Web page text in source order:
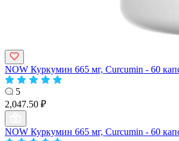
NOW Куркумин 665 мг, Curcumin - 60
5
2,047.50 ₽
NOW Куркумин 665 мг, Curcumin - 60